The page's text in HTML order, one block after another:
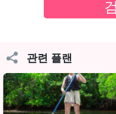
드가 안전하게 도와드립니다!
관련 플랜